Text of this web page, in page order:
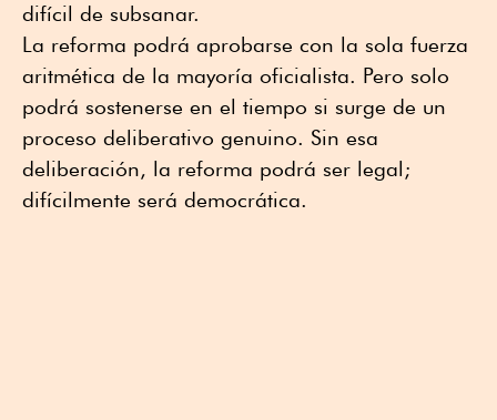
difícil de subsanar.
La reforma podrá aprobarse con la sola fuerza
aritmética de la mayoría oficialista. Pero solo
podrá sostenerse en el tiempo si surge de un
proceso deliberativo genuino. Sin esa
deliberación, la reforma podrá ser legal;
difícilmente será democrática.